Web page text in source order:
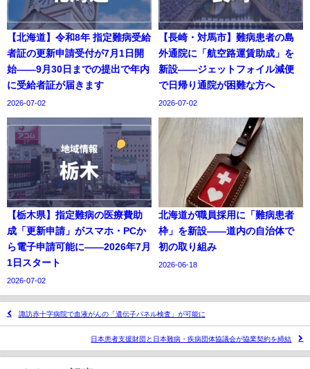
【北海道】令和8年 指定難病受給
者証の更新申請受付が7月1日開
始——9月30日までの提出で年内
に受給者証が届きます
2026-07-02
【長崎・対馬市】難病患者の島
外通院に「航空路運賃助成」を
新設——ジェットフォイル減便
で日帰り通院が困難な方へ
2026-07-02
【栃木県】指定難病の医療費助
成「更新申請」がスマホ・PCか
ら電子申請可能に——2026年7月
1日スタート
2026-07-02
北海道が職員採用に「難病患者
枠」を新設——道内の自治体で
初の取り組み
2026-06-18
諏訪赤十字病院で血液がんの「遺伝子パネル検査」が可能に
日本患者支援財団と日本難病・疾病団体協議会が協業契約を締結